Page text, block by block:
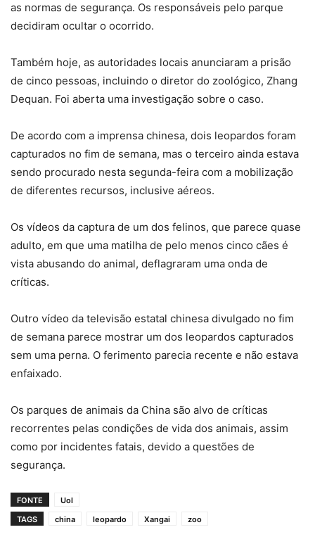
as normas de segurança. Os responsáveis pelo parque
decidiram ocultar o ocorrido.
Também hoje, as autoridades locais anunciaram a prisão
de cinco pessoas, incluindo o diretor do zoológico, Zhang
Dequan. Foi aberta uma investigação sobre o caso.
De acordo com a imprensa chinesa, dois leopardos foram
capturados no fim de semana, mas o terceiro ainda estava
sendo procurado nesta segunda-feira com a mobilização
de diferentes recursos, inclusive aéreos.
Os vídeos da captura de um dos felinos, que parece quase
adulto, em que uma matilha de pelo menos cinco cães é
vista abusando do animal, deflagraram uma onda de
críticas.
Outro vídeo da televisão estatal chinesa divulgado no fim
de semana parece mostrar um dos leopardos capturados
sem uma perna. O ferimento parecia recente e não estava
enfaixado.
Os parques de animais da China são alvo de críticas
recorrentes pelas condições de vida dos animais, assim
como por incidentes fatais, devido a questões de
segurança.
FONTE
Uol
TAGS
china leopardo Xangai zoo